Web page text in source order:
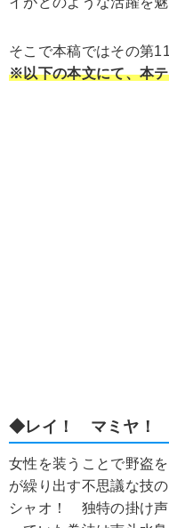
そこで本稿ではその第
※以下の本文にて、本
◆レイ！ マミヤ！
女性を装うことで野盗
が繰り出す不思議な技
シャオ！ 独特の掛け声